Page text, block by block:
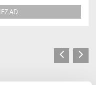
AD